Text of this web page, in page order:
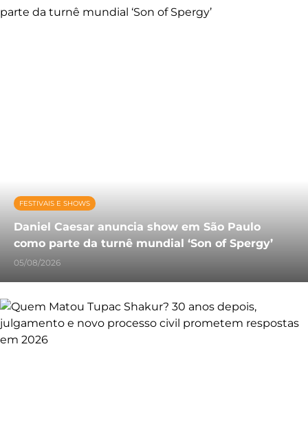
FESTIVAIS E SHOWS
Daniel Caesar anuncia show em São Paulo
como parte da turnê mundial ‘Son of Spergy’
05/08/2026